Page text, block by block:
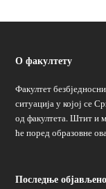
О факултету
Факултет
ситуација у којој се
од факултета. Штит и
ће поред образовне
Последње објављено